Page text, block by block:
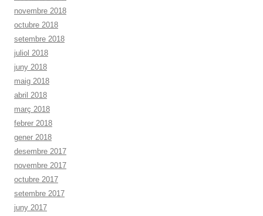
novembre 2018
octubre 2018
setembre 2018
juliol 2018
juny 2018
maig 2018
abril 2018
març 2018
febrer 2018
gener 2018
desembre 2017
novembre 2017
octubre 2017
setembre 2017
juny 2017